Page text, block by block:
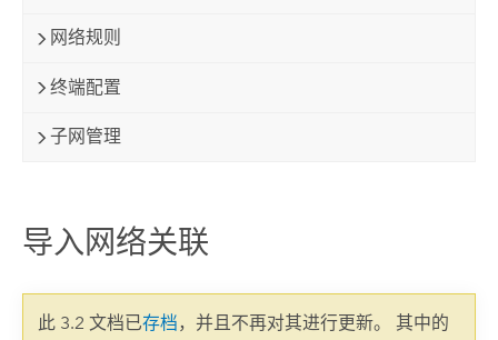
网络规则
终端配置
子网管理
导入网络关联
此 3.2 文档已存档，并且不再对其进行更新。 其中的